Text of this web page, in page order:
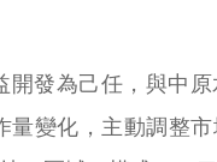
發為己任，與中
變化，主動調整